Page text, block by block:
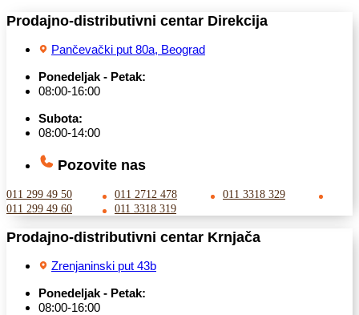
Prodajno-distributivni centar Direkcija
Pančevački put 80a, Beograd
Ponedeljak - Petak:
08:00-16:00
Subota:
08:00-14:00
Pozovite nas
011 299 49 50 011 2712 478
011 3318 329
011 299 49 60
011 3318 319
Prodajno-distributivni centar Krnjača
Zrenjaninski put 43b
Ponedeljak - Petak:
08:00-16:00